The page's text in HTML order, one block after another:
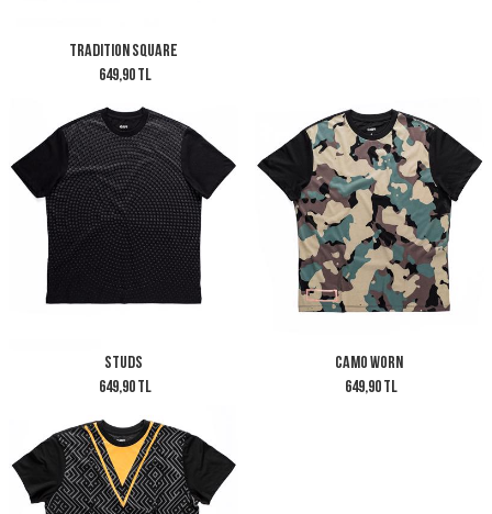
Tradition Square
649,90 TL
Studs
649,90 TL
Camo Worn
649,90 TL